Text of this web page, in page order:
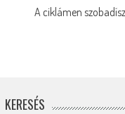
A ciklámen
KERESÉS